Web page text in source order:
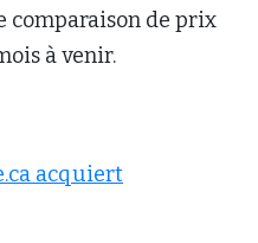
comparaison de prix
à venir.
acquiert